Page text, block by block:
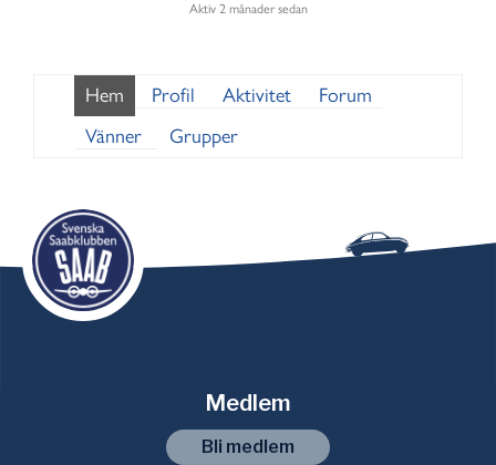
Aktiv 2 månader sedan
Hem Profil Aktivitet
Forum
Vänner
Grupper
Medlem
Bli medlem